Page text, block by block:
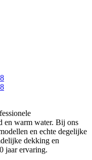
en warm water. Bij ons
en echte degelijke
dekking en
jaar ervaring.